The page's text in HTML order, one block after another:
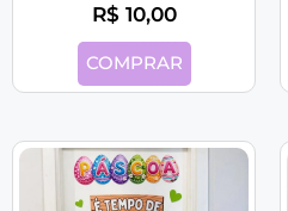
R$ 10,00
COMPRAR